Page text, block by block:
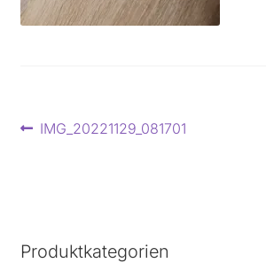
Beitragsnavigation
Vorheriger
IMG_20221129_081701
Produktkategorien